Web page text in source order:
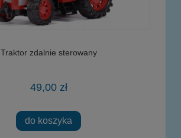
Traktor zdalnie sterowany
49,00 zł
do koszyka